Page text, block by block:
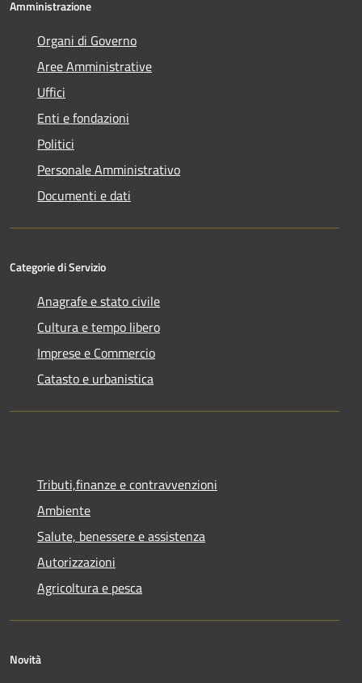
Amministrazione
Organi di Governo
Aree Amministrative
Uffici
Enti e fondazioni
Politici
Personale Amministrativo
Documenti e dati
Categorie di Servizio
Anagrafe e stato civile
Cultura e tempo libero
Imprese e Commercio
Catasto e urbanistica
Tributi,finanze e contravvenzioni
Ambiente
Salute, benessere e assistenza
Autorizzazioni
Agricoltura e pesca
Novità